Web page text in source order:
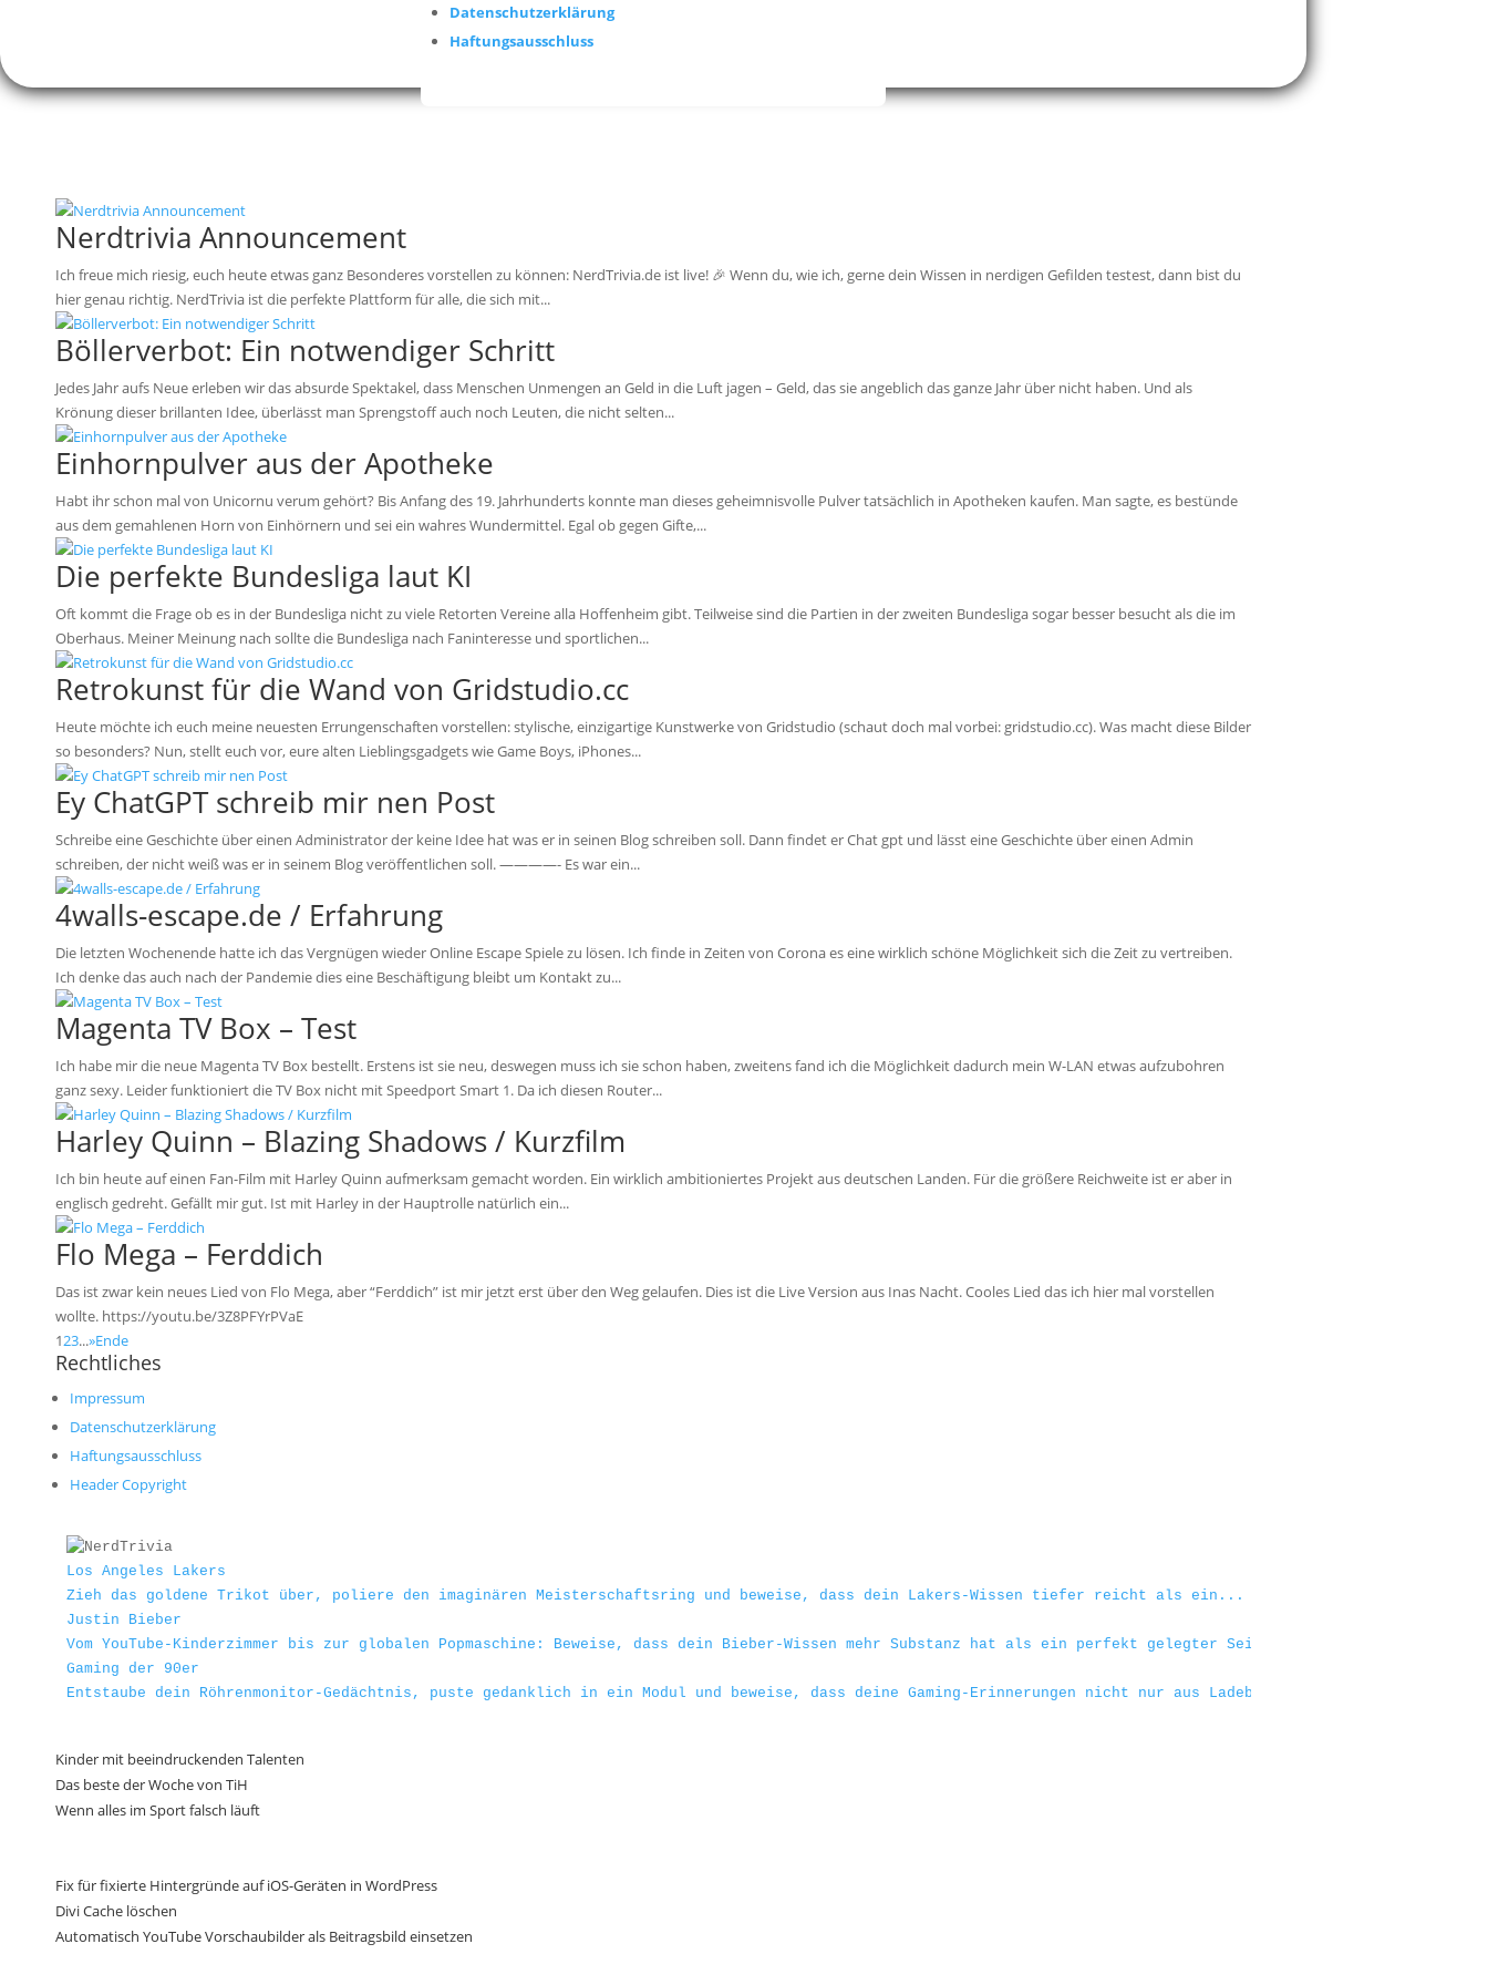
Datenschutzerklärung
Haftungsausschluss
Nerdtrivia Announcement
Ich freue mich riesig, euch heute etwas ganz Besonderes vorstellen zu können: NerdTrivia.de ist live! 🎉 Wenn du, wie ich, gerne dein Wissen in nerdigen Gefilden testest, dann bist du
hier genau richtig. NerdTrivia ist die perfekte Plattform für alle, die sich mit...
Böllerverbot: Ein notwendiger Schritt
Jedes Jahr aufs Neue erleben wir das absurde Spektakel, dass Menschen Unmengen an Geld in die Luft jagen – Geld, das sie angeblich das ganze Jahr über nicht haben. Und als
Krönung dieser brillanten Idee, überlässt man Sprengstoff auch noch Leuten, die nicht selten...
Einhornpulver aus der Apotheke
Habt ihr schon mal von Unicornu verum gehört? Bis Anfang des 19. Jahrhunderts konnte man dieses geheimnisvolle Pulver tatsächlich in Apotheken kaufen. Man sagte, es bestünde
aus dem gemahlenen Horn von Einhörnern und sei ein wahres Wundermittel. Egal ob gegen Gifte,...
Die perfekte Bundesliga laut KI
Oft kommt die Frage ob es in der Bundesliga nicht zu viele Retorten Vereine alla Hoffenheim gibt. Teilweise sind die Partien in der zweiten Bundesliga sogar besser besucht als die im
Oberhaus. Meiner Meinung nach sollte die Bundesliga nach Faninteresse und sportlichen...
Retrokunst für die Wand von Gridstudio.cc
Heute möchte ich euch meine neuesten Errungenschaften vorstellen: stylische, einzigartige Kunstwerke von Gridstudio (schaut doch mal vorbei: gridstudio.cc). Was macht diese Bilder
so besonders? Nun, stellt euch vor, eure alten Lieblingsgadgets wie Game Boys, iPhones...
Ey ChatGPT schreib mir nen Post
Schreibe eine Geschichte über einen Administrator der keine Idee hat was er in seinen Blog schreiben soll. Dann findet er Chat gpt und lässt eine Geschichte über einen Admin
schreiben, der nicht weiß was er in seinem Blog veröffentlichen soll. ————- Es war ein...
4walls-escape.de / Erfahrung
Die letzten Wochenende hatte ich das Vergnügen wieder Online Escape Spiele zu lösen. Ich finde in Zeiten von Corona es eine wirklich schöne Möglichkeit sich die Zeit zu vertreiben.
Ich denke das auch nach der Pandemie dies eine Beschäftigung bleibt um Kontakt zu...
Magenta TV Box – Test
Ich habe mir die neue Magenta TV Box bestellt. Erstens ist sie neu, deswegen muss ich sie schon haben, zweitens fand ich die Möglichkeit dadurch mein W-LAN etwas aufzubohren
ganz sexy. Leider funktioniert die TV Box nicht mit Speedport Smart 1. Da ich diesen Router...
Harley Quinn – Blazing Shadows / Kurzfilm
Ich bin heute auf einen Fan-Film mit Harley Quinn aufmerksam gemacht worden. Ein wirklich ambitioniertes Projekt aus deutschen Landen. Für die größere Reichweite ist er aber in
englisch gedreht. Gefällt mir gut. Ist mit Harley in der Hauptrolle natürlich ein...
Flo Mega – Ferddich
Das ist zwar kein neues Lied von Flo Mega, aber “Ferddich” ist mir jetzt erst über den Weg gelaufen. Dies ist die Live Version aus Inas Nacht. Cooles Lied das ich hier mal vorstellen
wollte. https://youtu.be/3Z8PFYrPVaE
123...»Ende
Rechtliches
Impressum
Datenschutzerklärung
Haftungsausschluss
Header Copyright
Los Angeles Lakers
Zieh das goldene Trikot über, poliere den imaginären Meisterschaftsring und beweise, dass dein Lakers-Wissen tiefer reicht als ein...
Justin Bieber
Vom YouTube-Kinderzimmer bis zur globalen Popmaschine: Beweise, dass dein Bieber-Wissen mehr Substanz hat als ein perfekt gelegter Seitenscheitel!
Gaming der 90er
Entstaube dein Röhrenmonitor-Gedächtnis, puste gedanklich in ein Modul und beweise, dass deine Gaming-Erinnerungen nicht nur aus Ladebildschirmen bestehen.
Kinder mit beeindruckenden Talenten
Das beste der Woche von TiH
Wenn alles im Sport falsch läuft
Fix für fixierte Hintergründe auf iOS-Geräten in WordPress
Divi Cache löschen
Automatisch YouTube Vorschaubilder als Beitragsbild einsetzen